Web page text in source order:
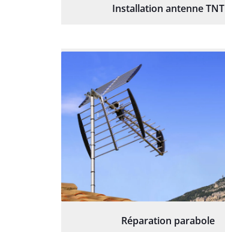
Installation antenne TNT
Réparation parabole